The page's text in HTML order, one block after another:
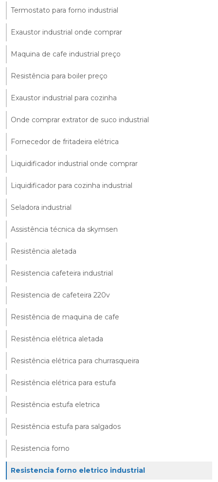
Termostato para forno industrial
Exaustor industrial onde comprar
Maquina de cafe industrial preço
Resistência para boiler preço
Exaustor industrial para cozinha
Onde comprar extrator de suco industrial
Fornecedor de fritadeira elétrica
Liquidificador industrial onde comprar
Liquidificador para cozinha industrial
Seladora industrial
Assistência técnica da skymsen
Resistência aletada
Resistencia cafeteira industrial
Resistencia de cafeteira 220v
Resistência de maquina de cafe
Resistência elétrica aletada
Resistência elétrica para churrasqueira
Resistência elétrica para estufa
Resistência estufa eletrica
Resistência estufa para salgados
Resistencia forno
Resistencia forno eletrico industrial